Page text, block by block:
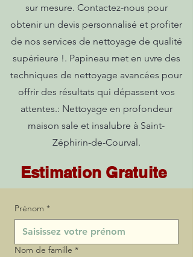
sur mesure. Contactez-nous pour
obtenir un devis personnalisé et profiter
de nos services de nettoyage de qualité
supérieure !. Papineau met en uvre des
techniques de nettoyage avancées pour
offrir des résultats qui dépassent vos
attentes.: Nettoyage en profondeur
maison sale et insalubre à Saint-
Zéphirin-de-Courval.
Estimation Gratuite
Prénom *
Nom de famille *